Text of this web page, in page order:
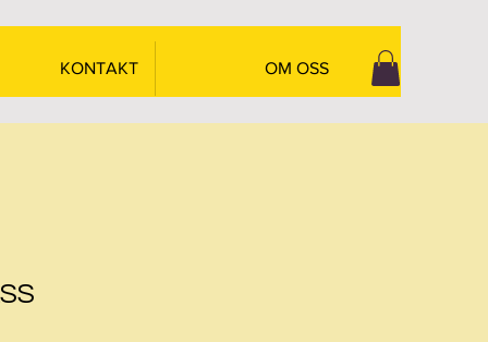
KONTAKT OM OSS